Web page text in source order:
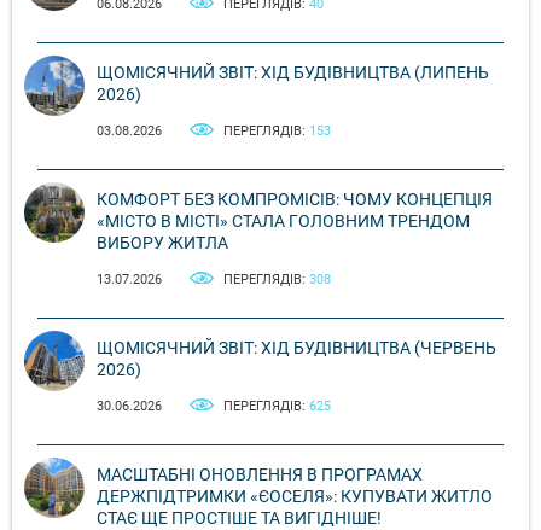
06.08.2026 ПЕРЕГЛЯДІВ: 40
ЩОМІСЯЧНИЙ ЗВІТ: ХІД БУДІВНИЦТВА (ЛИПЕНЬ
2026)
03.08.2026 ПЕРЕГЛЯДІВ: 153
КОМФОРТ БЕЗ КОМПРОМІСІВ: ЧОМУ КОНЦЕПЦІЯ
«МІСТО В МІСТІ» СТАЛА ГОЛОВНИМ ТРЕНДОМ
ВИБОРУ ЖИТЛА
13.07.2026 ПЕРЕГЛЯДІВ: 308
ЩОМІСЯЧНИЙ ЗВІТ: ХІД БУДІВНИЦТВА (ЧЕРВЕНЬ
2026)
30.06.2026 ПЕРЕГЛЯДІВ: 625
МАСШТАБНІ ОНОВЛЕННЯ В ПРОГРАМАХ
ДЕРЖПІДТРИМКИ «ЄОСЕЛЯ»: КУПУВАТИ ЖИТЛО
СТАЄ ЩЕ ПРОСТІШЕ ТА ВИГІДНІШЕ!